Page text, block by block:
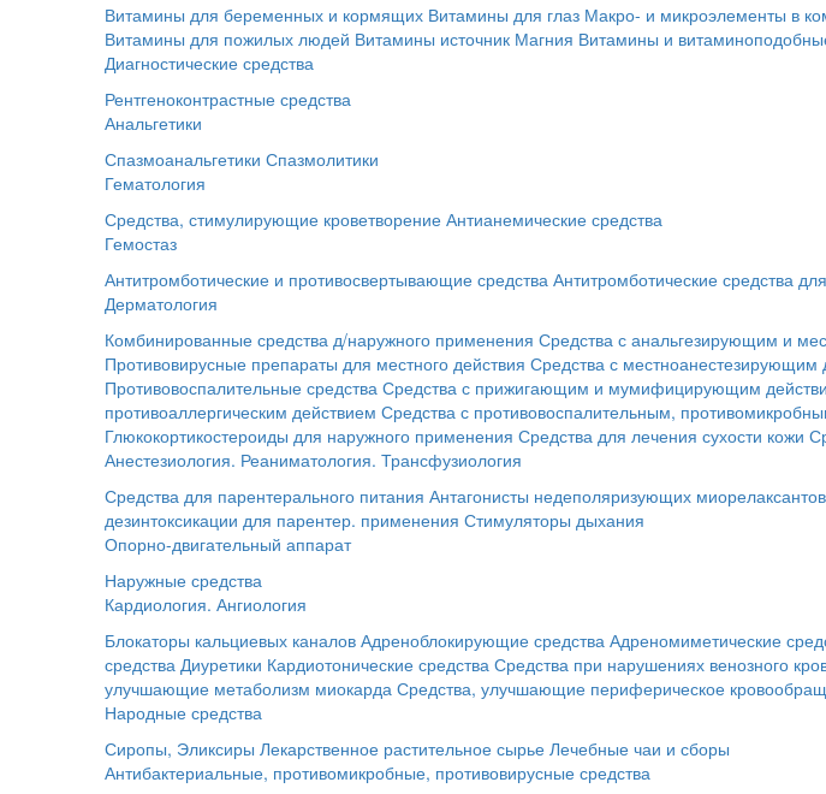
Витамины для беременных и кормящих Витамины для глаз Макро- и микроэлементы в
Витамины для пожилых людей Витамины источник Магния Витамины и
Диагностические средства
Рентгеноконтрастные средства
Анальгетики
Спазмоанальгетики Спазмолитики
Гематология
Средства, стимулирующие кроветворение Антианемические средства
Гемостаз
Антитромботические и противосвертывающие средства Антитромботические средства
Дерматология
Комбинированные средства д/наружного применения Средства с анальгезирующим и
Противовирусные препараты для местного действия Средства с местноанестезирующим
Противовоспалительные средства Средства с прижигающим и мумифицирующим
противоаллергическим действием Средства с противовоспалительным,
Глюкокортикостероиды для наружного применения Средства для лечения сухости кожи
Анестезиология. Реаниматология. Трансфузиология
Средства для парентерального питания Антагонисты недеполяризующих миорелаксантов
дезинтоксикации для парентер. применения Стимуляторы дыхания
Опорно-двигательный аппарат
Наружные средства
Кардиология. Ангиология
Блокаторы кальциевых каналов Адреноблокирующие средства Адреномиметические
средства Диуретики Кардиотонические средства Средства при нарушениях венозного
улучшающие метаболизм миокарда Средства, улучшающие периферическое
Народные средства
Сиропы, Эликсиры Лекарственное растительное сырье Лечебные чаи и сборы
Антибактериальные, противомикробные, противовирусные средства